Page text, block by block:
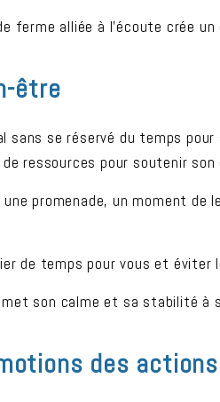
ferme alliée à l’écoute crée
être
se réservé du temps pour
ressources pour soutenir
promenade, un moment de
de temps pour vous et éviter
son calme et sa stabilité à
des actions